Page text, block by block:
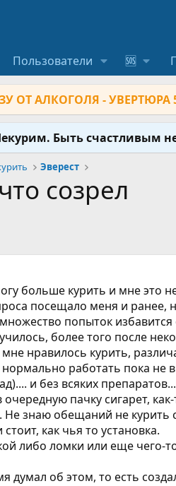
Пользователи 🆘
ОТ АЛКОГОЛЯ -
Быть счастливым
Эверест
созрел
больше курить и мне это
посещало меня и ранее,
попыток
более того после
нравилось курить,
работать пока не
и без всяких
пачку сигарет,
Не знаю обещаний не курить
как чья то установка.
либо ломки или еще чего-
думал об этом, то есть